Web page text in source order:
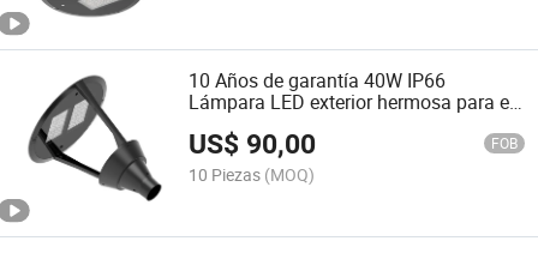
10 Años de garantía 40W IP66
Lámpara LED exterior hermosa para el
US$ 90,00 FOB
10 Piezas (MOQ)